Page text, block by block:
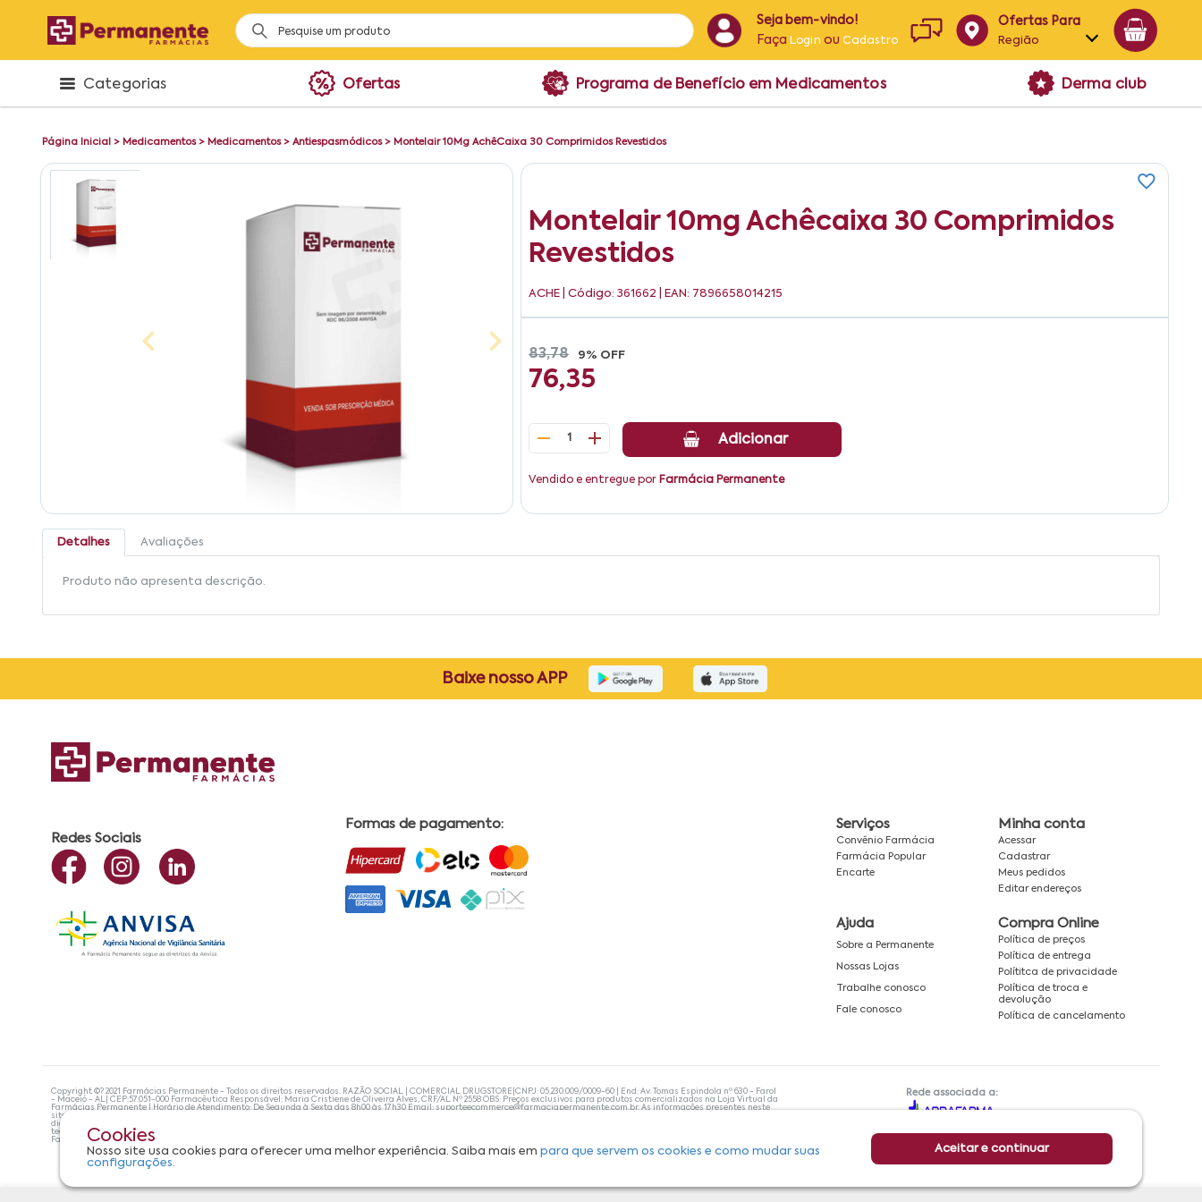
Seja bem-vindo!
Faça Login ouCadastro
Ofertas Para
Região
Alagoas
Categorias Ofertas Programa de Benefício em Medicamentos Derma club
Página Inicial > Medicamentos> Medicamentos> Antiespasmódicos> Montelair 10Mg AchêCaixa 30 Comprimidos Revestidos
Montelair 10mg Achêcaixa 30 Comprimidos
Revestidos
ACHE | Código: 361662 | EAN: 7896658014215
83,78 9% OFF
76,35
1 Adicionar
Vendido e entregue por Farmácia Permanente
Detalhes Avaliações
Produto não apresenta descrição.
Cookies
Nosso site usa cookies para oferecer uma melhor experiência. Saiba mais empara que servem os cookies e como mudar suas
configurações.
Aceitar e continuar
Baixe nosso APP
Redes Sociais
Formas de pagamento: Serviços
Convênio Farmácia
Farmácia Popular
Encarte
Minha conta
Acessar
Cadastrar
Meus pedidos
Editar endereços
Ajuda
Sobre a Permanente
Nossas Lojas
Trabalhe conosco
Fale conosco
Compra Online
Política de preços
Política de entrega
Polítitca de privacidade
Política de troca e
devolução
Política de cancelamento
Copyright ©? 2021 Farmácias Permanente - Todos os direitos reservados. RAZÃO SOCIAL | COMERCIAL DRUGSTORE|CNPJ: 05.230.009/0009-60 | End: Av. Tomas Espindola nº 630 - Farol
- Maceió - AL| CEP:57.051-000 Farmacêutica Responsável: Maria Cristiene de Oliveira Alves, CRF/AL Nº 2558 OBS: Preços exclusivos para produtos comercializados na Loja Virtual da
Farmácias Permanente | Horário de Atendimento: De Segunda à Sexta das 8h00 às 17h30 Email: suporteecommerce@farmaciapermanente.com.br. As informações presentes neste
site não devem ser utilizadas para automedicação e, de forma alguma, substituem as orientações de um profissional da área médica. Apenas o médico está capacitado para
diagnosticar problemas de saúde e prescrever o tratamento adequado. Se os sintomas persistirem, um médico deve ser consultado. A Farmácia Permanente trabalha com as
tecnologias mais avançadas de proteção de dados, para que você possa realizar suas compras com tranquilidade. A privacidade e a segurança dos clientes são compromissos da
Farmácias Permanente. Todos os pedidos efetuados estão sujeitos à confirmação da disponibilidade de produto em nosso estoque.
Rede associada a: